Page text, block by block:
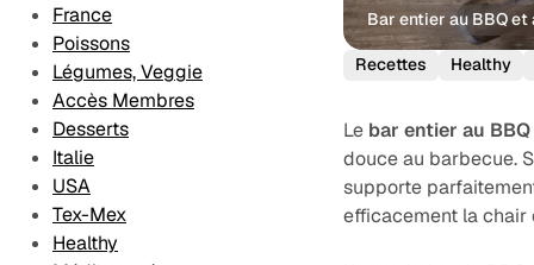
France
Poissons
Légumes, Veggie
Accès Membres
Desserts
Italie
USA
Tex-Mex
Healthy
Bar entier au BBQ
Recettes Healthy
Le bar entier au BBQ
douce au barbecue.
supporte
efficacement la chair